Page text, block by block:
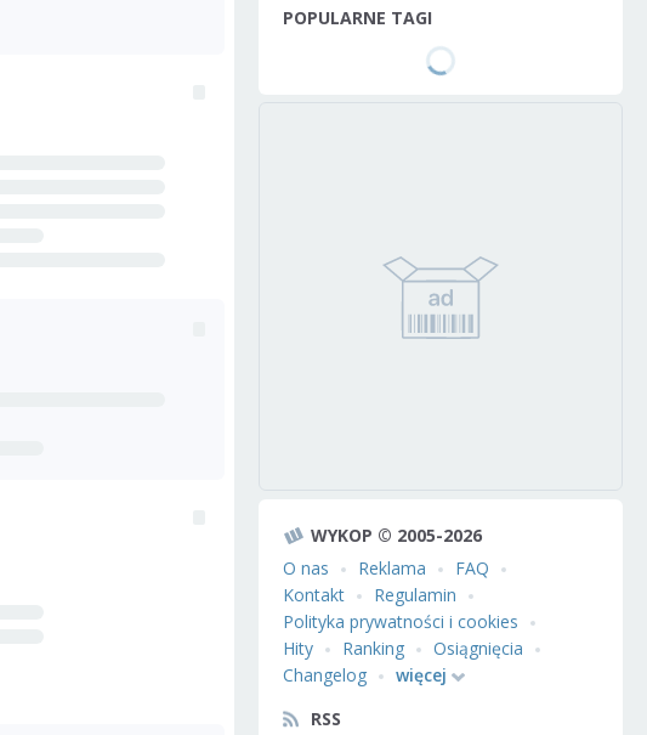
POPULARNE TAGI
WYKOP © 2005-2026
O nas
Reklama
FAQ
Kontakt
Regulamin
Polityka prywatności i cookies
Hity
Ranking
Osiągnięcia
Changelog
więcej
RSS